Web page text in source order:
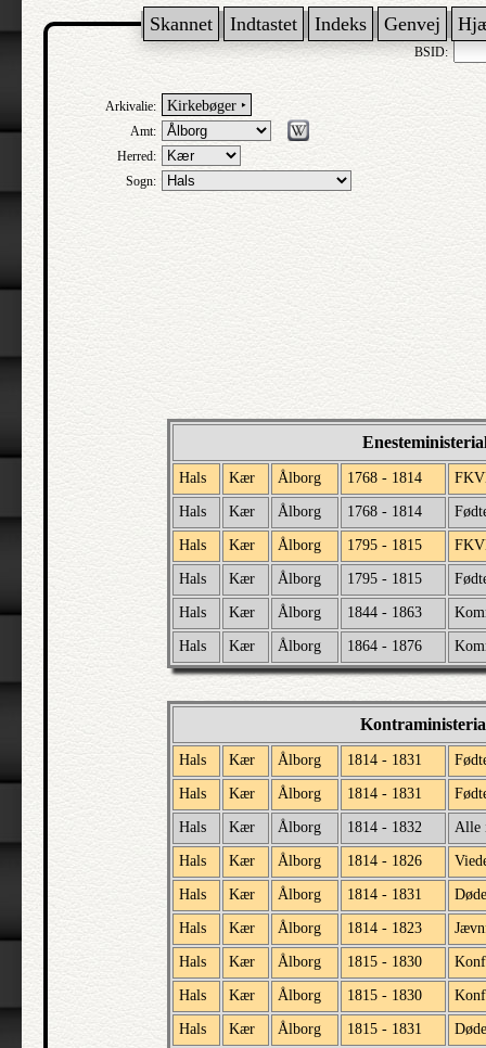
Skannet Indtastet Indeks Genvej
BSID:
Arkivalie: Kirkebøger ‣
Amt:
Herred:
Sogn:
Hals Kær Ålborg 1768 - 1814
Hals Kær Ålborg 1768 - 1814
Hals Kær Ålborg 1795 - 1815
Hals Kær Ålborg 1795 - 1815
Hals Kær Ålborg 1844 - 1863
Hals Kær Ålborg 1864 - 1876
Hals Kær Ålborg 1814 - 1831
Hals Kær Ålborg 1814 - 1831
Hals Kær Ålborg 1814 - 1832 Alle
Hals Kær Ålborg 1814 - 1826
Hals Kær Ålborg 1814 - 1831
Hals Kær Ålborg 1814 - 1823
Hals Kær Ålborg 1815 - 1830
Hals Kær Ålborg 1815 - 1830
Hals Kær Ålborg 1815 - 1831